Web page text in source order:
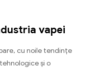
vapei
cu noile tendințe
și o